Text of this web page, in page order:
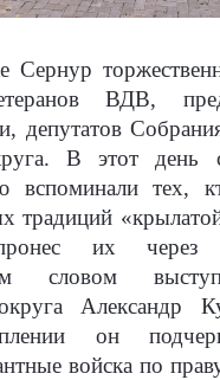
Сернур
ВДВ,
депутатов
В этот день
вспоминали тех,
традиций
их
словом
Александр
он
войска по